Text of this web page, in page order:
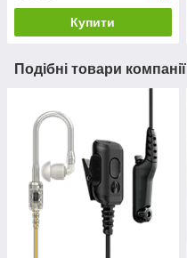
Купити
Подібні товари компанії